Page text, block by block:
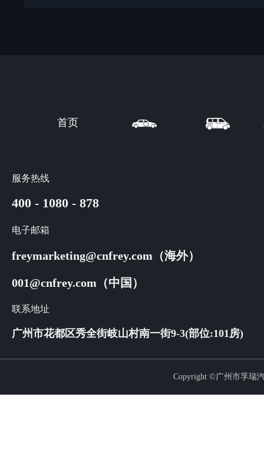
首页
服务热线
400 - 1080 - 878
电子邮箱
freymarketing@cnfrey.com（海外）
001@cnfrey.com（中国）
联系地址
广州市花都区秀全街岐山村南一街9-3(部位:101房)
Copyright ©广州市孚瑞